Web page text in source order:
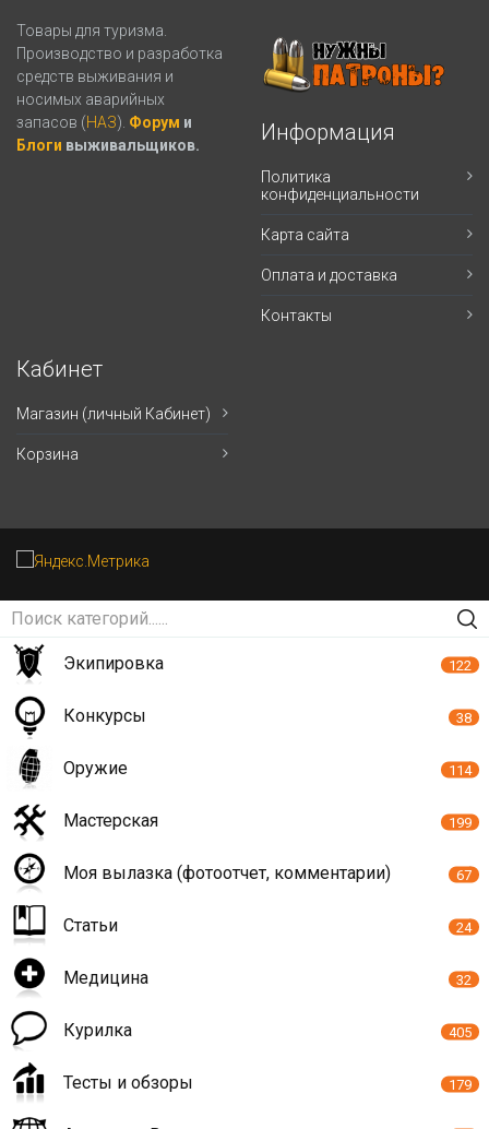
Товары для туризма.
Производство и разработка
средств выживания и
носимых аварийных
запасов (НАЗ). Форум и
Блоги выживальщиков.
Информация
Политика
конфиденциальности
Карта сайта
Оплата и доставка
Контакты
Кабинет
Магазин (личный Кабинет)
Корзина
Экипировка 122
Конкурсы 38
Оружие 114
Мастерская 199
Моя вылазка (фотоотчет, комментарии) 67
Статьи 24
Медицина 32
Курилка 405
Тесты и обзоры 179